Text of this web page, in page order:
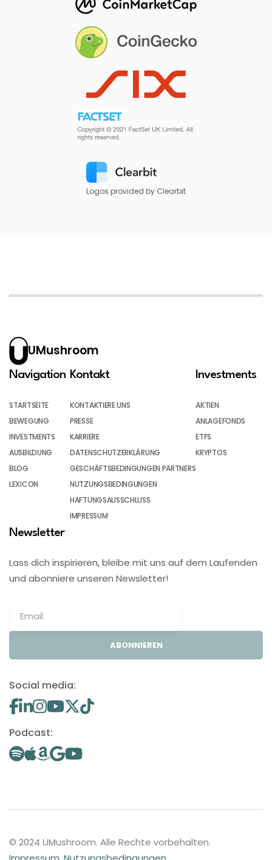
Logos provided by Clearbit
UMushroom
Navigation
STARTSEITE
BEWEGUNG
INVESTMENTS
AUSBILDUNG
BLOG
LEXICON
Kontakt
KONTAKTIERE UNS
PRESSE
KARRIERE
DATENSCHUTZERKLÄRUNG
GESCHÄFTSBEDINGUNGEN PARTNERS
NUTZUNGSBEDINGUNGEN
HAFTUNGSAUSSCHLUSS
IMPRESSUM
Investments
AKTIEN
ANLAGEFONDS
ETFS
KRYPTOS
Newsletter
Lass dich inspirieren, bleibe mit uns auf dem Laufenden
und abonniere unseren Newsletter!
ABONNIEREN
Social media:
Podcast:
© 2024 UMushroom. Alle Rechte vorbehalten.